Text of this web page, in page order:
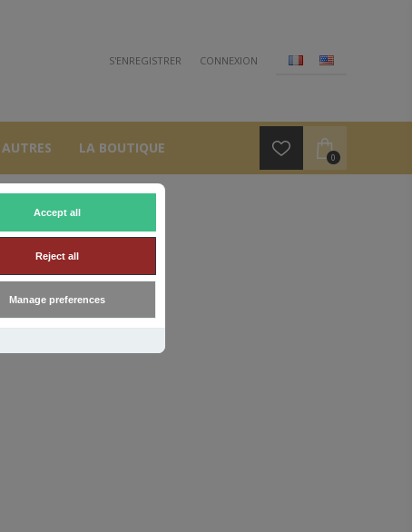
Accept all
Reject all
Manage preferences
S'ENREGISTRER CONNEXION
AUTRES LA BOUTIQUE
0